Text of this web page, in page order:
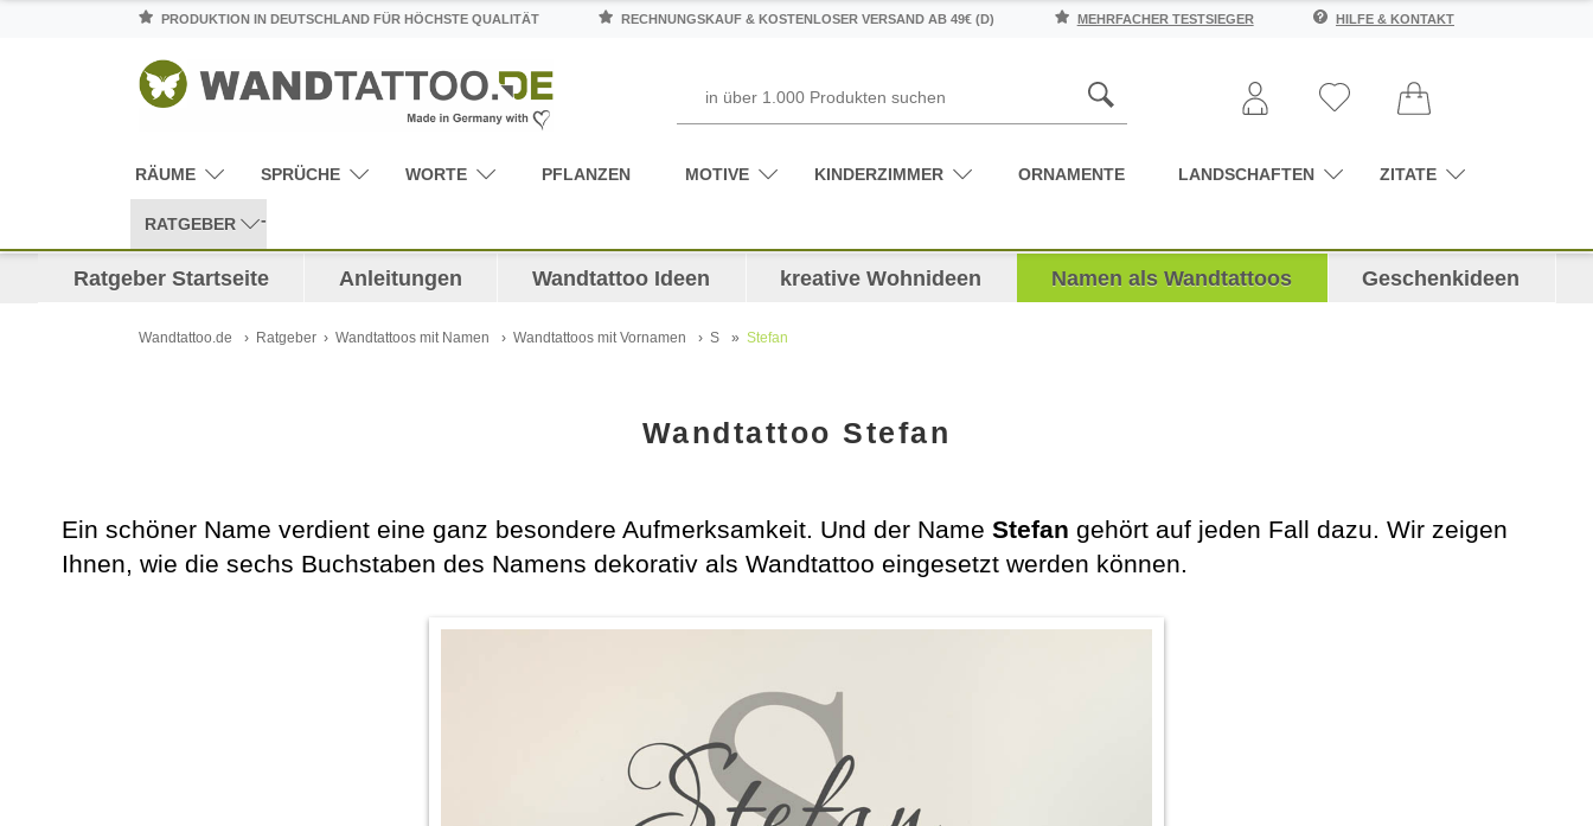
PRODUKTION IN DEUTSCHLAND FÜR HÖCHSTE QUALITÄT RECHNUNGSKAUF & KOSTENLOSER VERSAND AB 49€ (D) MEHRFACHER TESTSIEGER HILFE & KONTAKT
RÄUME SPRÜCHE WORTE PFLANZEN MOTIVE KINDERZIMMER ORNAMENTE LANDSCHAFTEN ZITATE
RATGEBER
Ratgeber Startseite Anleitungen Wandtattoo Ideen kreative Wohnideen Namen als Wandtattoos Geschenkideen
Wandtattoo.de Ratgeber Wandtattoos mit Namen Wandtattoos mit Vornamen S Stefan
Wandtattoo Stefan
Ein schöner Name verdient eine ganz besondere Aufmerksamkeit. Und der Name Stefan gehört auf jeden Fall dazu. Wir zeigen
Ihnen, wie die sechs Buchstaben des Namens dekorativ als Wandtattoo eingesetzt werden können.